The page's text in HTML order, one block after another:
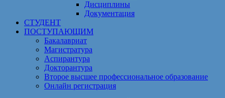
Дисциплины
Документация
СТУДЕНТ
ПОСТУПАЮЩИМ
Бакалавриат
Магистратура
Аспирантура
Докторантура
Второе высшее профессиональное образование
Онлайн регистрация